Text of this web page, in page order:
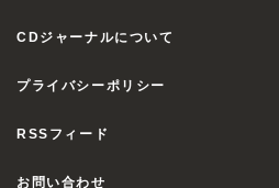
CDジャーナルについて
プライバシーポリシー
RSSフィード
お問い合わせ